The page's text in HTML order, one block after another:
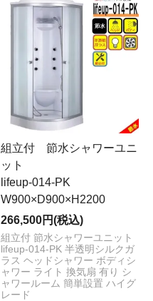
組立付 節水シャワーユニ
ット
lifeup-014-PK
W900×D900×H2200
266,500円(税込)
組立付 節水シャワーユニット
lifeup-014-PK 半透明シルクガ
ラス ヘッドシャワー ボディシ
ャワー ライト 換気扇 有り シ
ャワールーム 簡単設置 ハイグ
レード